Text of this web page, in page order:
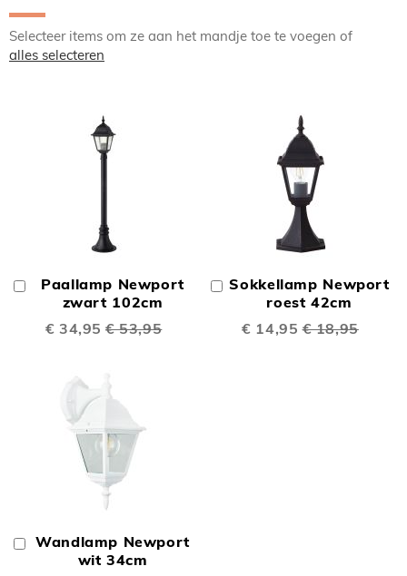
Selecteer items om ze aan het mandje toe te voegen of
alles selecteren
Paallamp Newport
zwart 102cm
Speciale
€ 34,95 € 53,95
Winkelwagen
Sokkellamp Newport
roest 42cm
Speciale
€ 14,95 € 18,95
In
Winkelwagen
Wandlamp Newport
wit 34cm
In
Winkelwagen